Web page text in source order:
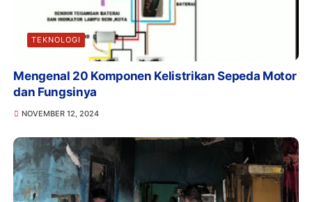
TEKNOLOGI
Mengenal 20 Komponen Kelistrikan Sepeda Motor
dan Fungsinya
NOVEMBER 12, 2024